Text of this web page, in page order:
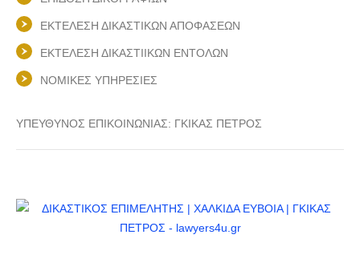
ΕΚΤΕΛΕΣΗ ΔΙΚΑΣΤΙΚΩΝ ΑΠΟΦΑΣΕΩΝ
ΕΚΤΕΛΕΣΗ ΔΙΚΑΣΤΙΙΚΩΝ ΕΝΤΟΛΩΝ
ΝΟΜΙΚΕΣ ΥΠΗΡΕΣΙΕΣ
ΥΠΕΥΘΥΝΟΣ ΕΠΙΚΟΙΝΩΝΙΑΣ: ΓΚΙΚΑΣ ΠΕΤΡΟΣ